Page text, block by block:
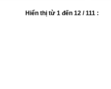
Hiển thị từ 1 đến 12 / 111 :